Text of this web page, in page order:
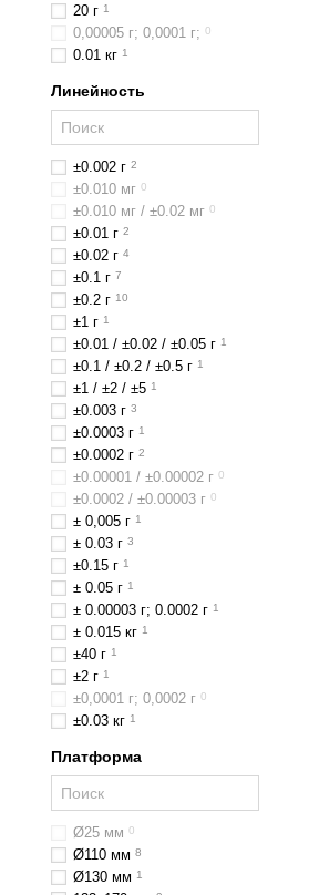
20 г 1
0,00005 г; 0,0001 г; 0
0.01 кг 1
Линейность
±0.002 г 2
±0.010 мг 0
±0.010 мг / ±0.02 мг 0
±0.01 г 2
±0.02 г 4
±0.1 г 7
±0.2 г 10
±1 г 1
±0.01 / ±0.02 / ±0.05 г 1
±0.1 / ±0.2 / ±0.5 г 1
±1 / ±2 / ±5 1
±0.003 г 3
±0.0003 г 1
±0.0002 г 2
±0.00001 / ±0.00002 г 0
±0.0002 / ±0.00003 г 0
± 0,005 г 1
± 0.03 г 3
±0.15 г 1
± 0.05 г 1
± 0.00003 г; 0.0002 г 1
± 0.015 кг 1
±40 г 1
±2 г 1
±0,0001 г; 0,0002 г 0
±0.03 кг 1
Платформа
Ø25 мм 0
Ø110 мм 8
Ø130 мм 1